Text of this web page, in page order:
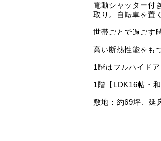
電動シャッター付
取り。自転車を置
世帯ごとで過ごす
高い断熱性能をも
1階はフルハイド
1階【LDK16帖・
敷地：約69坪、延